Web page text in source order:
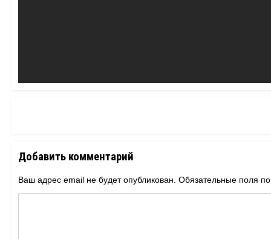
Добавить комментарий
Ваш адрес email не будет опубликован. Обязательные поля